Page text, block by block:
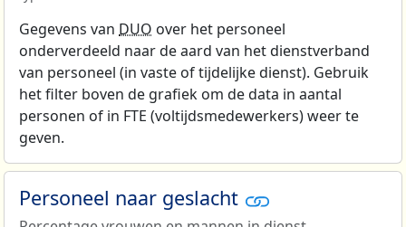
Gegevens van DUO over het personeel
onderverdeeld naar de aard van het dienstverband
van personeel (in vaste of tijdelijke dienst). Gebruik
het filter boven de grafiek om de data in aantal
personen of in FTE (voltijdsmedewerkers) weer te
geven.
Personeel naar geslacht